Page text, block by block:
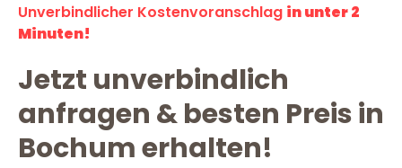
Unverbindlicher Kostenvoranschlag in unter 2
Minuten!
Jetzt unverbindlich
anfragen & besten Preis in
Bochum erhalten!